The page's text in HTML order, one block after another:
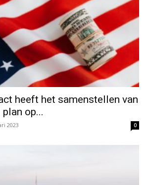
heeft het samenstellen van
op...
2023 0